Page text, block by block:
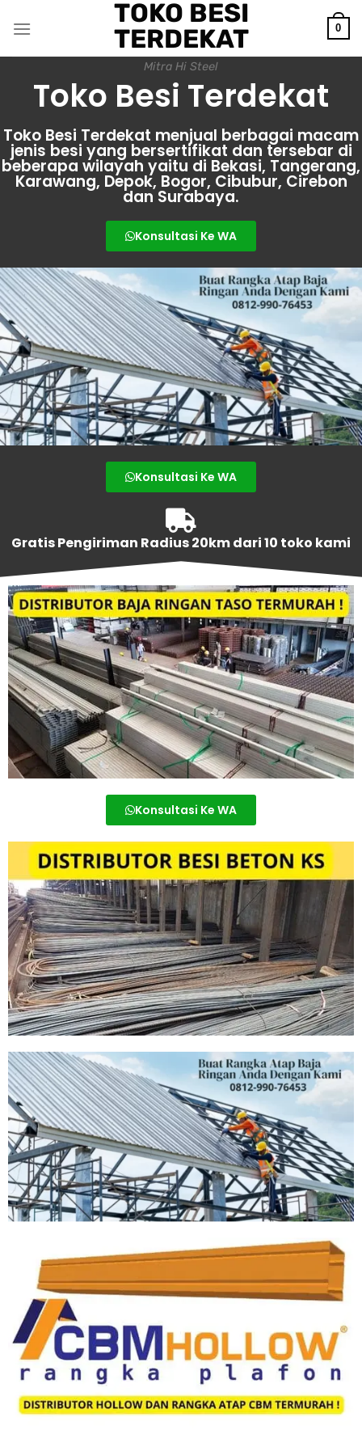
TOKO BESI
TERDEKAT
Mitra Hi Steel
0
Toko Besi Terdekat
Toko Besi Terdekat menjual berbagai macam
jenis besi yang bersertifikat dan tersebar di
beberapa wilayah yaitu di Bekasi, Tangerang,
Karawang, Depok, Bogor, Cibubur, Cirebon
dan Surabaya.
Konsultasi Ke WA
Konsultasi Ke WA
Gratis Pengiriman Radius 20km dari 10 toko kami
Konsultasi Ke WA